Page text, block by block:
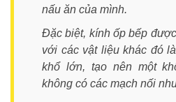
nấu ăn của mình.
Đặc biệt, kính ốp bếp
với các vật liệu khác đó
khổ lớn, tạo nên một
không có các mạch nối